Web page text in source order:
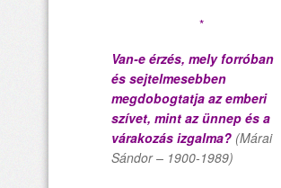
*
Van-e érzés, mely forróban
és sejtelmesebben
megdobogtatja az emberi
szívet, mint az ünnep és a
várakozás izgalma? (Márai
Sándor – 1900-1989)